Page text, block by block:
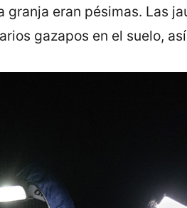
granja eran pésimas. Las
gazapos en el suelo,